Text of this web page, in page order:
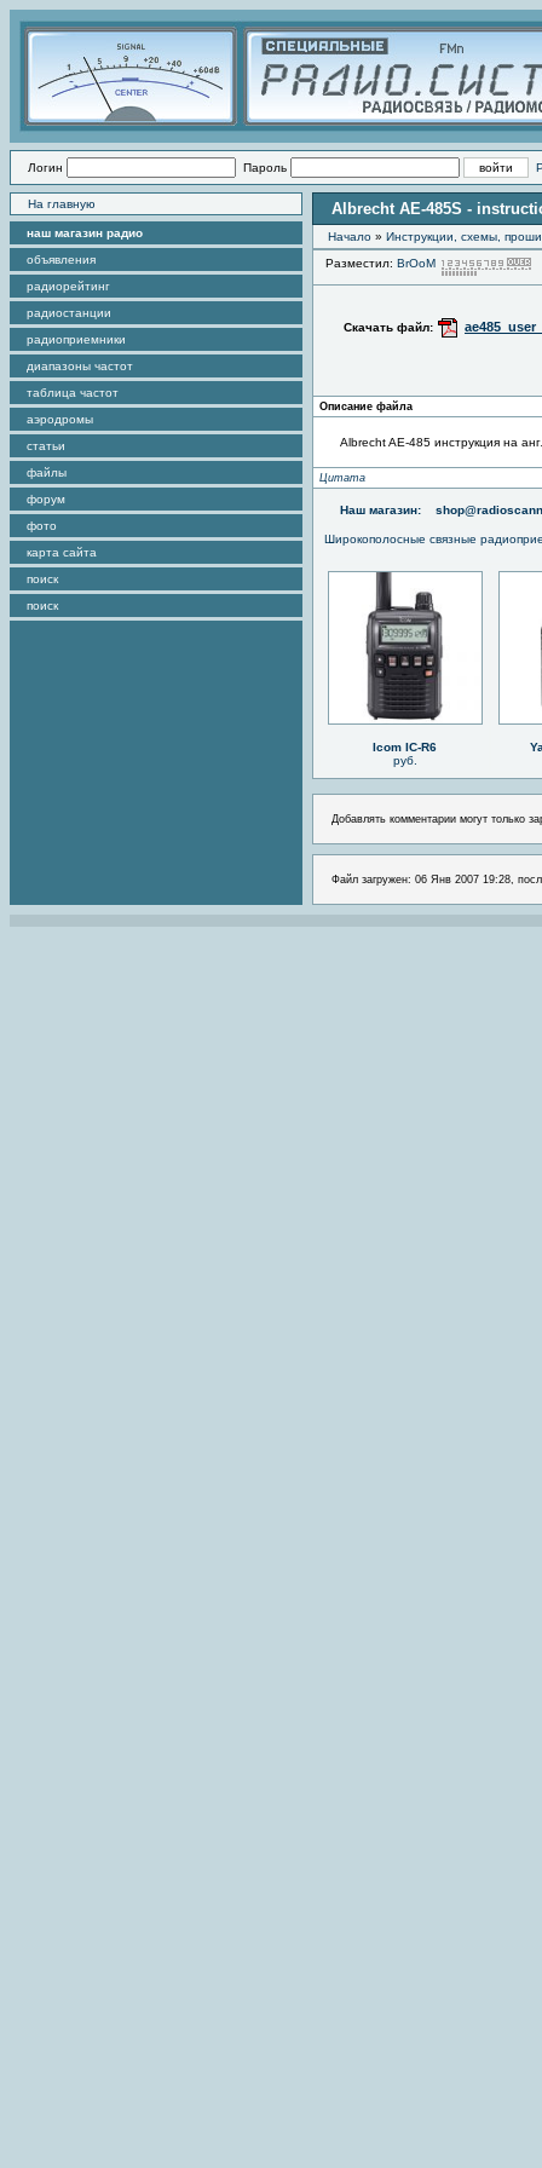
Логин Пароль
На главную
наш магазин радио
объявления
радиорейтинг
радиостанции
радиоприемники
диапазоны частот
таблица частот
аэродромы
статьи
файлы
форум
фото
карта сайта
поиск
поиск
Albrecht AE-485S -
Начало » Инструкции, схемы,
Разместил: BrOoM
Скачать файл:
Описание файла
Albrecht AE-485 инструкция на
Цитата
Наш магазин:
Широкополосные связные
Icom IC-R6
руб.
Добавлять комментарии могут только
Файл загружен: 06 Янв 2007 19:28,